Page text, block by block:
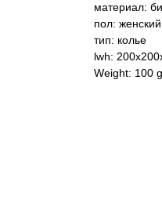
материал:
пол: женский
тип: колье
lwh:
Weight: 100 g